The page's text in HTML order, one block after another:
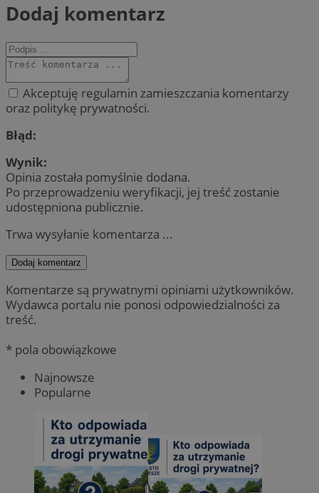
Dodaj komentarz
Akceptuję regulamin zamieszczania komentarzy
oraz politykę prywatności.
Błąd:
Wynik:
Opinia została pomyślnie dodana.
Po przeprowadzeniu weryfikacji, jej treść zostanie
udostępniona publicznie.
Trwa wysyłanie komentarza ...
Dodaj komentarz
Komentarze są prywatnymi opiniami użytkowników.
Wydawca portalu nie ponosi odpowiedzialności za
treść.
* pola obowiązkowe
Najnowsze
Popularne